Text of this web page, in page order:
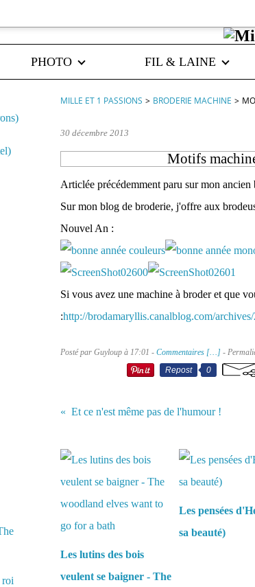
PHOTO FIL & LAINE
roi
MILLE ET 1 PASSIONS > BRODERIE MACHINE >
30 décembre 2013
Motifs
Articlée précédemment paru sur mon
Sur mon blog de broderie, j'offre aux
Nouvel An :
Si vous avez une machine à broder et que
:http://brodamaryllis.canalblog.com/
Posté par Guyloup à 17:01 - Commentaires […] -
Repost
0
Et ce n'est même pas de l'humour !
Les lutins des bois
veulent se baigner - The
Les pensées
sa beauté)